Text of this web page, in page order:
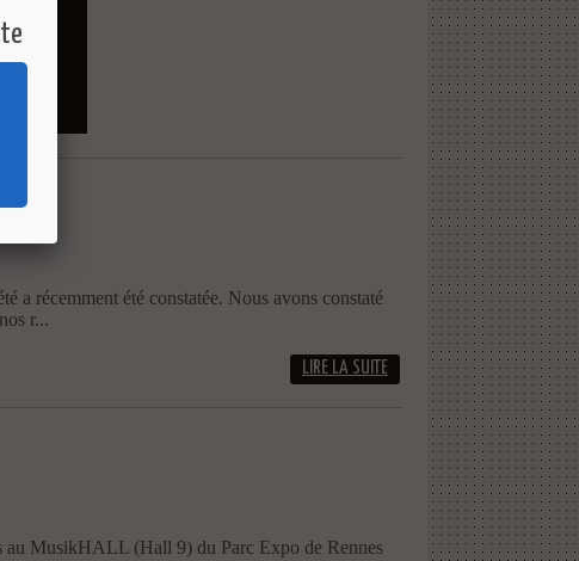
a récemment été constatée. Nous avons constaté
r...
LIRE LA SUITE
au MusikHALL (Hall 9) du Parc Expo de Rennes